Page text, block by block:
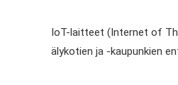
IoT-laitteet (Internet of
älykotien ja -kaupunkien